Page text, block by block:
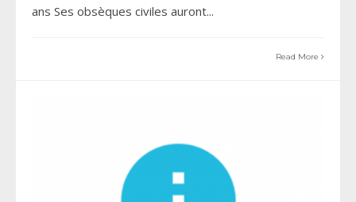
ans Ses obsèques civiles auront...
Read More